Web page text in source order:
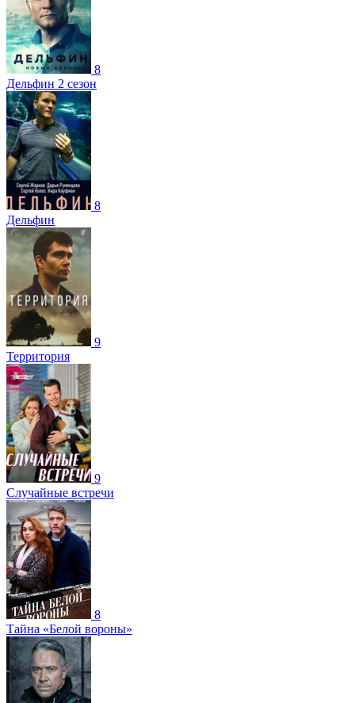
8
Дельфин 2 сезон
8
Дельфин
9
Территория
9
Случайные встречи
8
Тайна «Белой вороны»